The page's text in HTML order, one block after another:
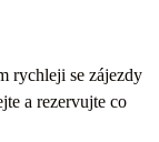
rychleji se zájezdy
a rezervujte co